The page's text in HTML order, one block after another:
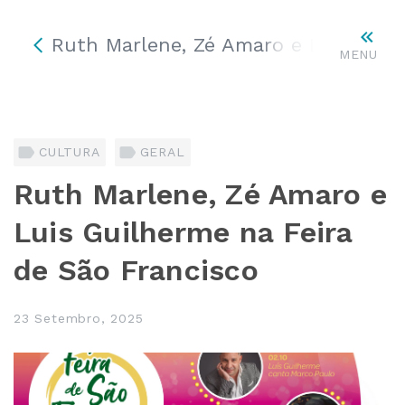
MENU
Ruth Marlene, Zé Amaro e Luis
CULTURA GERAL
Ruth Marlene, Zé Amaro e
Luis Guilherme na Feira
de São Francisco
23 Setembro, 2025